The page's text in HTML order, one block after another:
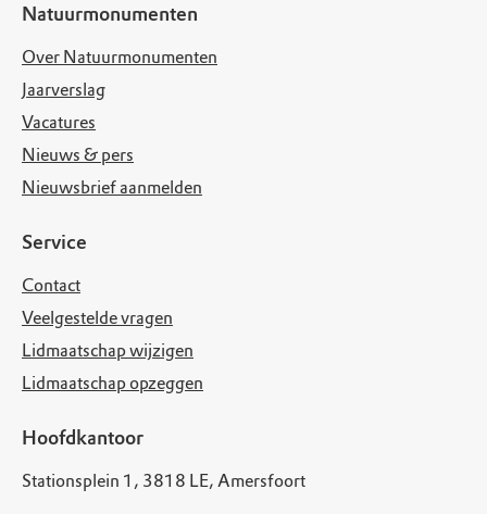
Natuurmonumenten
Over Natuurmonumenten
Jaarverslag
Vacatures
Nieuws & pers
Nieuwsbrief aanmelden
Service
Contact
Veelgestelde vragen
Lidmaatschap wijzigen
Lidmaatschap opzeggen
Hoofdkantoor
Stationsplein 1, 3818 LE, Amersfoort